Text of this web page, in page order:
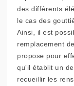
des différents
le cas des
Ainsi, il est
remplacement
propose pour
qu'il établit un
recueillir les